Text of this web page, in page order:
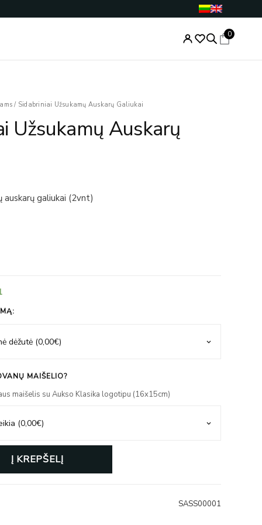
0
/Sidabriniai Užsukamų Auskarų Galiukai
Užsukamų Auskarų
auskarų galiukai (2vnt)
MAIŠELIO?
maišelis su Aukso Klasika logotipu (16x15cm)
Į KREPŠELĮ
SASS00001